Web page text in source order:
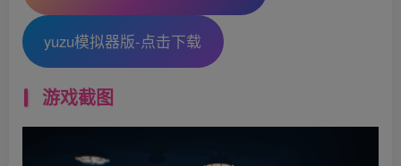
yuzu模拟器版-点击下载
游戏截图